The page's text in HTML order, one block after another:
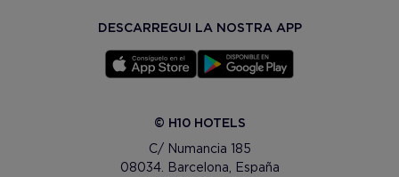
DESCARREGUI LA NOSTRA APP
© H10 HOTELS
C/ Numancia 185
08034. Barcelona, España